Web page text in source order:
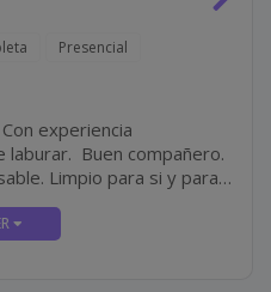
Presencial
y para